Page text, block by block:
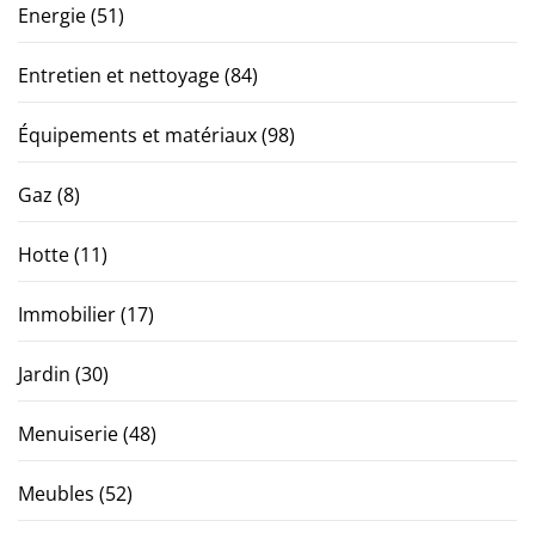
Energie(51)
Entretien et nettoyage(84)
Équipements et matériaux(98)
Gaz (8)
Hotte(11)
Immobilier(17)
Jardin (30)
Menuiserie(48)
Meubles (52)